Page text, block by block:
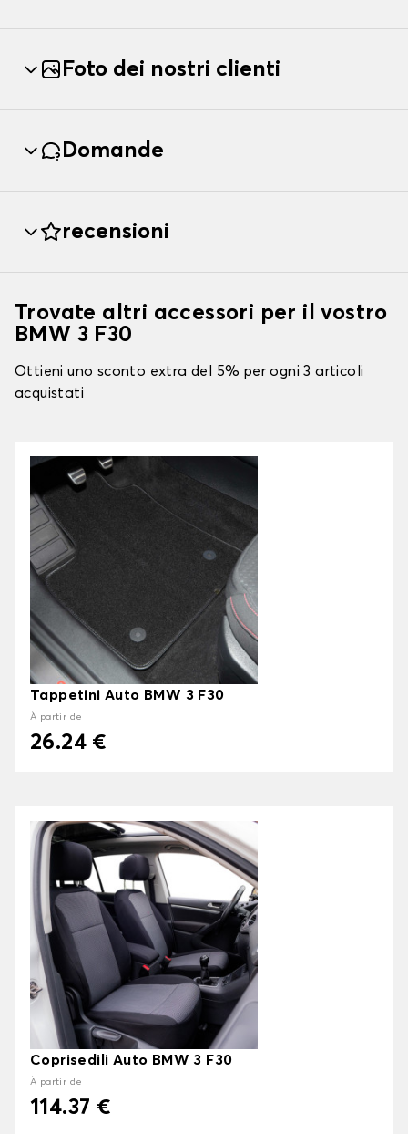
Foto dei nostri clienti
Domande
recensioni
Trovate altri accessori per il vostro
BMW 3 F30
Ottieni uno sconto extra del 5% per ogni 3 articoli
acquistati
Tappetini Auto BMW 3 F30
À partir de
26.24 €
Coprisedili Auto BMW 3 F30
À partir de
114.37 €